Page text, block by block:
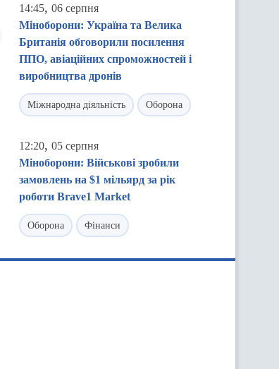
14:45, 06 серпня
Міноборони: Україна та Велика
Британія обговорили посилення
ППО, авіаційних спроможностей і
виробництва дронів
Міжнародна діяльність Оборона
12:20, 05 серпня
Міноборони: Військові зробили
замовлень на $1 мільярд за рік
роботи Brave1 Market
Оборона Фінанси